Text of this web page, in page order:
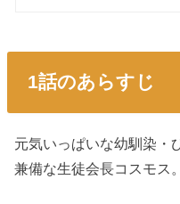
1話のあらすじ
元気いっぱいな幼馴染・
兼備な生徒会長コスモス。